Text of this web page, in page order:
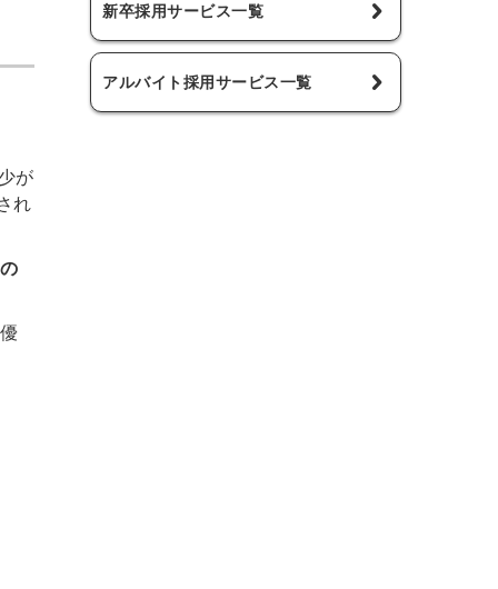
が
れ
新卒採用サービス一覧
アルバイト採用サービス一覧